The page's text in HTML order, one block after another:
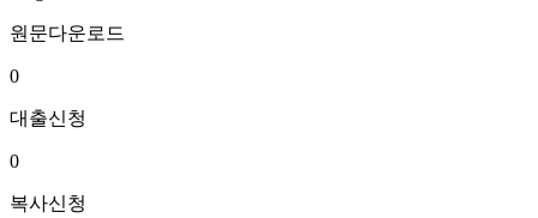
원문다운로드
0
대출신청
0
복사신청